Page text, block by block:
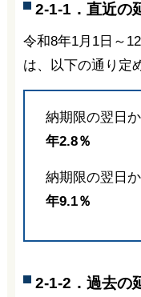
2-1-1．直近の
令和8年1月1日～
は、以下の通り定
納期限の翌日
年2.8％
納期限の翌日
年9.1％
2-1-2．過去の